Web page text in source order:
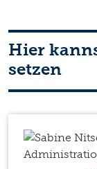
Hier
setzen